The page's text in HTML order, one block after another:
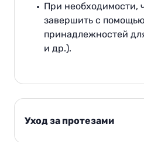
При необходимости,
завершить с
принадлежностей
и др.).
Уход за протезами